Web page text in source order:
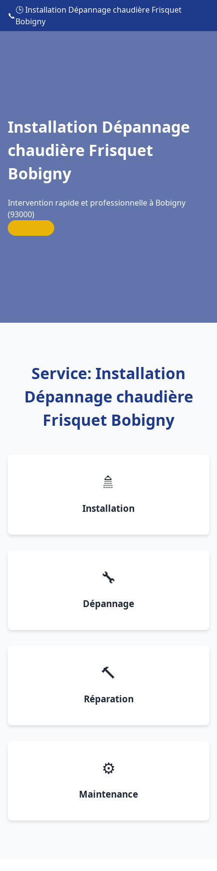
📞
🕒 Installation Dépannage chaudière Frisquet
Bobigny
Installation Dépannage
chaudière Frisquet
Bobigny
Intervention rapide et professionnelle à Bobigny
(93000)
Service: Installation
Dépannage chaudière
Frisquet Bobigny
🚿
Installation
🔧
Dépannage
🔨
Réparation
⚙️
Maintenance